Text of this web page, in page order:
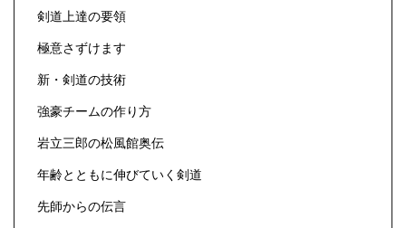
剣道上達の要領
極意さずけます
新・剣道の技術
強豪チームの作り方
岩立三郎の松風館奥伝
年齢とともに伸びていく剣道
先師からの伝言